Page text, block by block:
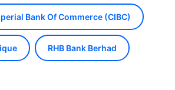
Bank Of Commerce (CIBC)
RHB Bank Berhad